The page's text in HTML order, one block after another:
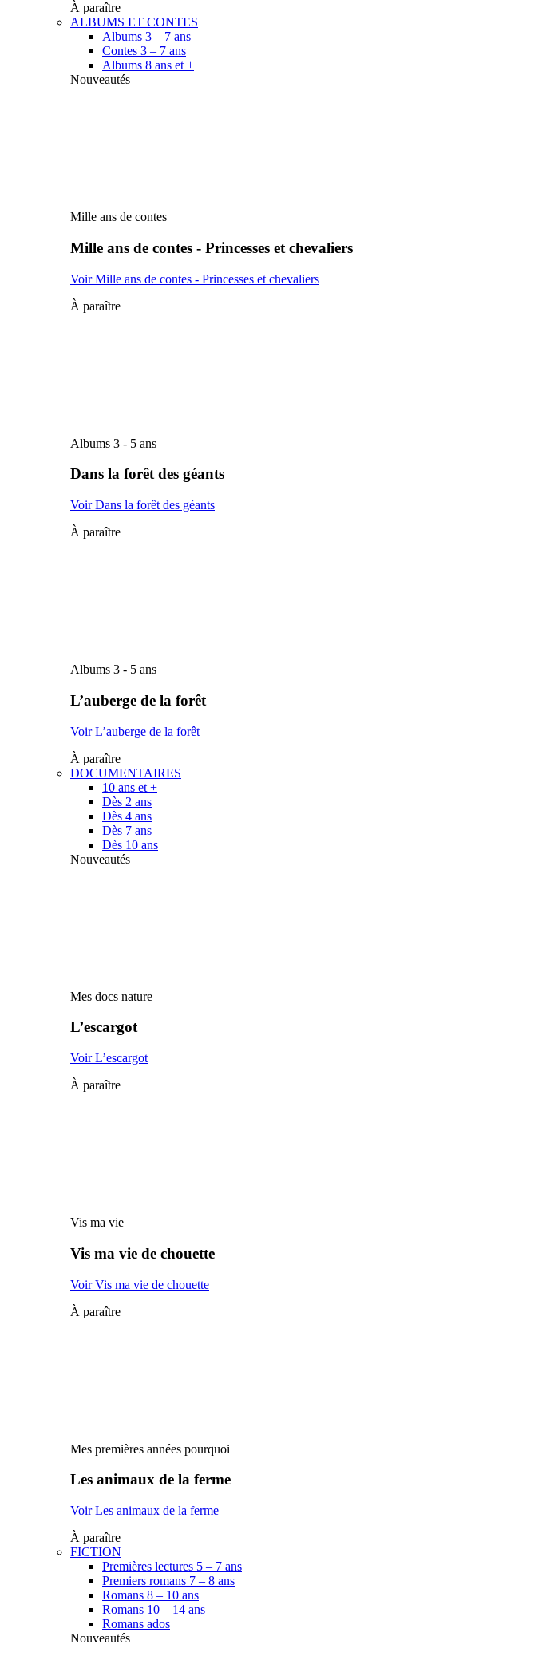
À paraître
ALBUMS ET CONTES
Albums 3 – 7 ans
Contes 3 – 7 ans
Albums 8 ans et +
Nouveautés
Mille ans de contes
Mille ans de contes - Princesses et chevaliers
Voir Mille ans de contes - Princesses et chevaliers
À paraître
Albums 3 - 5 ans
Dans la forêt des géants
Voir Dans la forêt des géants
À paraître
Albums 3 - 5 ans
L’auberge de la forêt
Voir L’auberge de la forêt
À paraître
DOCUMENTAIRES
10 ans et +
Dès 2 ans
Dès 4 ans
Dès 7 ans
Dès 10 ans
Nouveautés
Mes docs nature
L’escargot
Voir L’escargot
À paraître
Vis ma vie
Vis ma vie de chouette
Voir Vis ma vie de chouette
À paraître
Mes premières années pourquoi
Les animaux de la ferme
Voir Les animaux de la ferme
À paraître
FICTION
Premières lectures 5 – 7 ans
Premiers romans 7 – 8 ans
Romans 8 – 10 ans
Romans 10 – 14 ans
Romans ados
Nouveautés